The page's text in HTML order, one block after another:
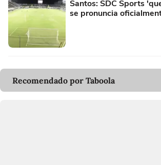
Santos: SDC Sports
se pronuncia
Recomendado por Taboola